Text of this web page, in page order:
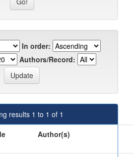
In order:
Authors/Record:
results 1 to 1 of 1
Author(s)